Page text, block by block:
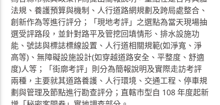
法規、養護預算與機制、人行道路網規劃及跨局處整合、
創新作為等進行評分；「現地考評」之選點為當天現場抽
選受評路段，並針對路平及管挖回填情形、排水設施功
能、號誌與標誌標線設置、人行道相關規範(如淨寬、淨
高等)、無障礙設施設計(如穿越道路安全、平整度、舒適
度)人等；「街廓考評」則分為簡報說明及實際走訪考評
兩種，主要就其道路養護、人行環境、交通工程、停車規
劃與管理及節點進行勘查評分；直轄市型自 108 年度起新